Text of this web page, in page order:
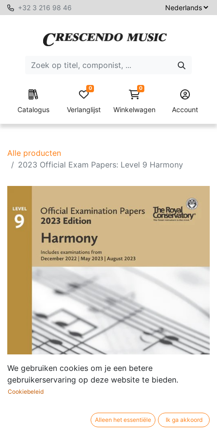
+32 3 216 98 46
Catalogus Verlanglijst
0 0
Winkelwagen Account
Alle producten
2023 Official Exam Papers: Level 9 Harmony
We gebruiken cookies om je een betere
gebruikerservaring op deze website te bieden.
Cookiebeleid
Alleen het essentiële Ik ga akkoord